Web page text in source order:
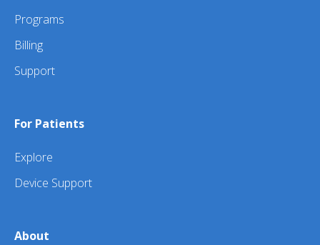
Programs
Billing
Support
For Patients
Explore
Device Support
About